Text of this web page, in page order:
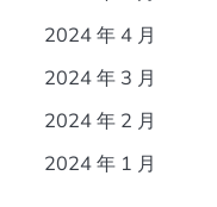
2024 年 4 月
2024 年 3 月
2024 年 2 月
2024 年 1 月